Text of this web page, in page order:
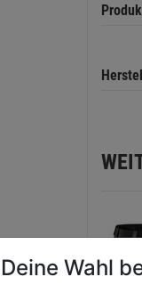
Deine Wahl